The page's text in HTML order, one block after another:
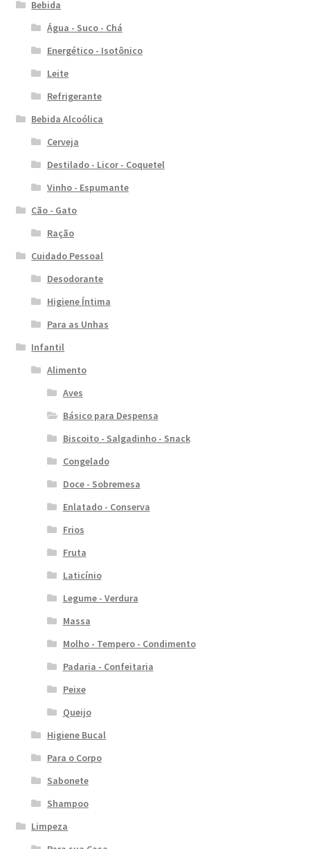
Bebida
Água - Suco - Chá
Energético - Isotônico
Leite
Refrigerante
Bebida Alcoólica
Cerveja
Destilado - Licor - Coquetel
Vinho - Espumante
Cão - Gato
Ração
Cuidado Pessoal
Desodorante
Higiene Íntima
Para as Unhas
Infantil
Alimento
Aves
Básico para Despensa
Biscoito - Salgadinho - Snack
Congelado
Doce - Sobremesa
Enlatado - Conserva
Frios
Fruta
Laticínio
Legume - Verdura
Massa
Molho - Tempero - Condimento
Padaria - Confeitaria
Peixe
Queijo
Higiene Bucal
Para o Corpo
Sabonete
Shampoo
Limpeza